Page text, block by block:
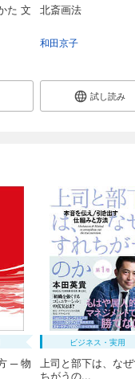
た 文
北斎画法
和田京子
試し読み
─ 物
ビジネス・実用
上司と部下は、な
ちがうの...